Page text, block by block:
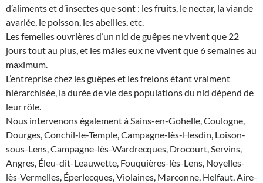
d’aliments et d’insectes que sont : les fruits, le nectar, la viande
avariée, le poisson, les abeilles, etc.
Les femelles ouvrières d’un nid de guêpes ne vivent que 22
jours tout au plus, et les mâles eux ne vivent que 6 semaines au
maximum.
L’entreprise chez les guêpes et les frelons étant vraiment
hiérarchisée, la durée de vie des populations du nid dépend de
leur rôle.
Nous intervenons également à Sains-en-Gohelle, Coulogne,
Dourges, Conchil-le-Temple, Campagne-lès-Hesdin, Loison-
sous-Lens, Campagne-lès-Wardrecques, Drocourt, Servins,
Angres, Éleu-dit-Leauwette, Fouquières-lès-Lens, Noyelles-
lès-Vermelles, Éperlecques, Violaines, Marconne, Helfaut, Aire-